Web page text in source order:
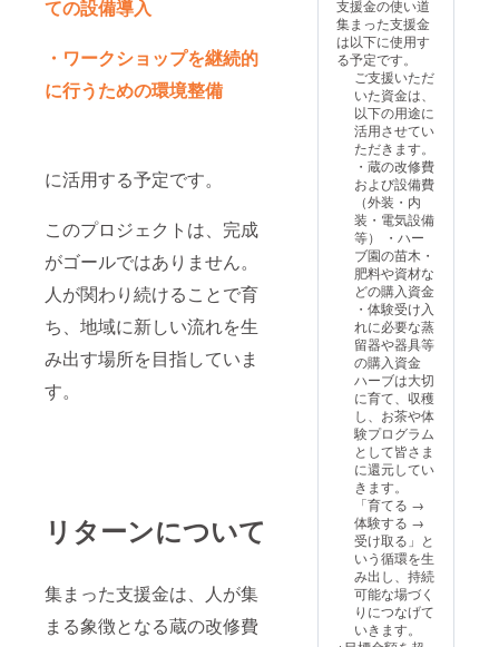
ての設備導入
・ワークショップを継続的
に行うための環境整備
に活用する予定です。
このプロジェクトは、完成
がゴールではありません。
人が関わり続けることで育
ち、地域に新しい流れを生
み出す場所を目指していま
す。
リターンについて
集まった支援金は、人が集
まる象徴となる蔵の改修費
スポン
サー
（横
40cm×
縦25cm
以内)
ゴール
ドスポ
ンサー
（横
30cm×
縦18cm
以内）
シル
バース
ポン
サー
（横
20cm×
縦10cm
以内）
・注意
事項：
掲載す
るお名
前、ロ
ゴやバ
ナーな
どの画
像の受
け渡し
につい
ては、
い ・ク
ラウド
ファン
ディン
グ終了
後、詳
細情報
をメー
ルにて
ご案内
いたし
ます
サーと
して企
業ロゴ
など希
望のデ
ザイン
を展示
しま
す。ロ
ゴの大
きさは
プラチ
ナ
（大）
ゴール
ド
（中）
シル
バー
（小）
となり
ます。
・掲載
期間：
2026年
8月8日
から事
業が存
続する
限り掲
載 ・掲
載方
法：会
社ロ
ゴ・バ
ナーな
美里町
馬場
1484 ・
リター
ン有効
期限：
令和8年
8月から
令和9年
8月末ま
で 【注
意事
項】 ・
季節に
より、
フレッ
シュ
ハーブ
を準備
できな
い場合
は、ド
ライ
ハーブ
をブレ
ンドす
る形で
のご提
供とな
る場合
がござ
いま
す。あ
らかじ
めご了
承下さ
決まり
ました
ら電子
メール
にてご
招待さ
せてい
ただき
ます。
（ご参
加は任
意） ・
日時：
2026年
7月下旬
～8月上
旬頃の
開催
（予
定） ・
場所：
ババノ
バババ
バース
（熊本
県美里
町） ※
支援者
様の交
通費や
滞在費
は各自
でご負
担くだ
さい。
●特典：
あなたの町で種
を蒔き、芽吹く
までをサポート
いたします。 ①
事前ヒアリング
（リモートにて
打ち合わせ） ②
現地調査、ヒア
リング（現地へ
の渡航費・宿泊
費等リターンに
含まれます） ③
戦略打ち出し
（リモートにて
サポート） ④商
品開発や、ター
ゲット開発（リ
モートにてサ
ポート） ⑤現地
での実地調査
（現地への渡航
費・宿泊費等リ
ターンに含まれ
ます） ⑥現地で
の活動報告会
（現地への渡航
費・宿泊費等リ
ターンに含まれ
ます） リモート
でのサポート及
び、3回まで現地
でお手伝いを実
施いたします。
外部から新しい
風を吹き込みた
い！と思われた
支援金の使い道
集まった支援金
は以下に使用す
る予定です。
ご支援いただ
いた資金は、
以下の用途に
活用させてい
ただきます。
・蔵の改修費
および設備費
（外装・内
装・電気設備
等） ・ハー
ブ園の苗木・
肥料や資材な
どの購入資金
・体験受け入
れに必要な蒸
留器や器具等
の購入資金
ハーブは大切
に育て、収穫
し、お茶や体
験プログラム
として皆さま
に還元してい
きます。
「育てる →
体験する →
受け取る」と
いう循環を生
み出し、持続
可能な場づく
りにつなげて
いきます。